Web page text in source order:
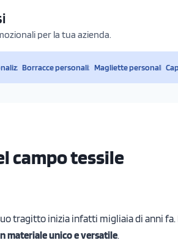
per la tua azienda.
Borracce personalizzateMagliette
campo tessile
tragitto inizia infatti migliaia di anni
materiale unico e versatile.